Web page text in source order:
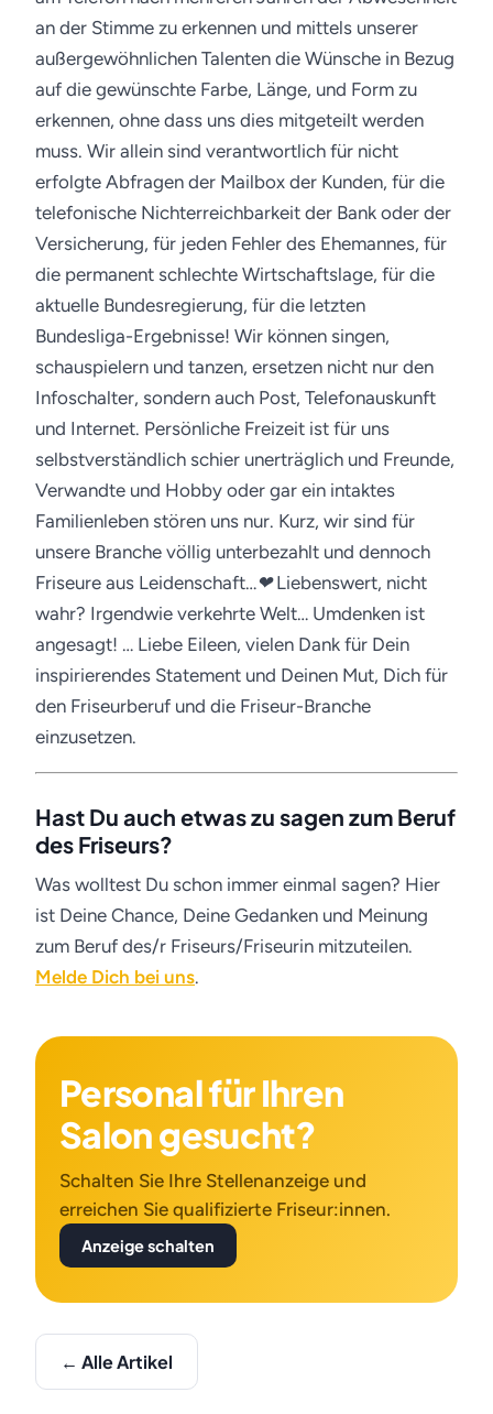
an der Stimme zu erkennen und mittels unserer
außergewöhnlichen Talenten die Wünsche in Bezug
auf die gewünschte Farbe, Länge, und Form zu
erkennen, ohne dass uns dies mitgeteilt werden
muss. Wir allein sind verantwortlich für nicht
erfolgte Abfragen der Mailbox der Kunden, für die
telefonische Nichterreichbarkeit der Bank oder der
Versicherung, für jeden Fehler des Ehemannes, für
die permanent schlechte Wirtschaftslage, für die
aktuelle Bundesregierung, für die letzten
Bundesliga-Ergebnisse! Wir können singen,
schauspielern und tanzen, ersetzen nicht nur den
Infoschalter, sondern auch Post, Telefonauskunft
und Internet. Persönliche Freizeit ist für uns
selbstverständlich schier unerträglich und Freunde,
Verwandte und Hobby oder gar ein intaktes
Familienleben stören uns nur. Kurz, wir sind für
unsere Branche völlig unterbezahlt und dennoch
Friseure aus Leidenschaft…❤ Liebenswert, nicht
wahr? Irgendwie verkehrte Welt… Umdenken ist
angesagt! … Liebe Eileen, vielen Dank für Dein
inspirierendes Statement und Deinen Mut, Dich für
den Friseurberuf und die Friseur-Branche
einzusetzen.
Hast Du auch etwas zu sagen zum Beruf
des Friseurs?
Was wolltest Du schon immer einmal sagen? Hier
ist Deine Chance, Deine Gedanken und Meinung
zum Beruf des/r Friseurs/Friseurin mitzuteilen.
Melde Dich bei uns.
Personal für Ihren
Salon gesucht?
Schalten Sie Ihre Stellenanzeige und
erreichen Sie qualifizierte Friseur:innen.
Anzeige schalten
← Alle Artikel